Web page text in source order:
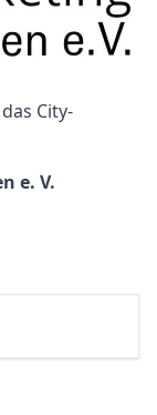
City-
e. V.